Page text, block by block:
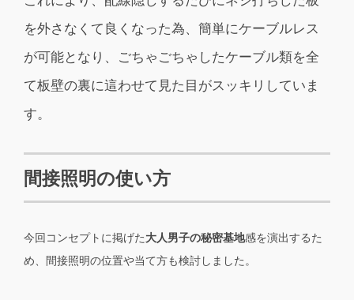
を外さなくて良くなった為、簡単にケーブルレス
が可能となり、ごちゃごちゃしたケーブル類を全
て板壁の裏に這わせて見た目がスッキリしていま
す。
間接照明の使い方
今回コンセプトに掲げた大人男子の秘密基地感を演出するた
め、間接照明の位置や当て方も検討しました。